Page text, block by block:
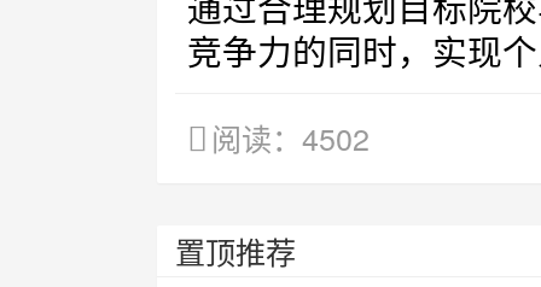
通过合理规划目标院
竞争力的同时，实现
阅读：4502
置顶推荐